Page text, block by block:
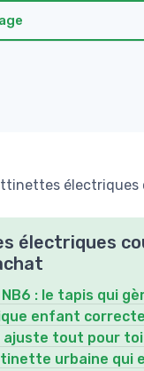
électriques
électriques
: le tapis qui
enfant
ajuste tout pour
urbaine